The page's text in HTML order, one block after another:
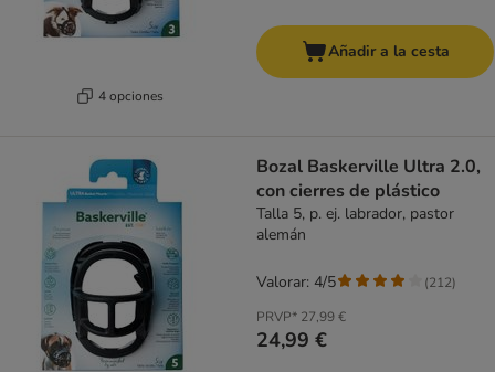
4 opciones
Añadir a la cesta
Bozal Baskerville Ultra 2.0,
con cierres de plástico
Talla 5, p. ej. labrador, pastor
alemán
PRVP* 27,99 €
24,99 €
Valorar: 4/5 (212)